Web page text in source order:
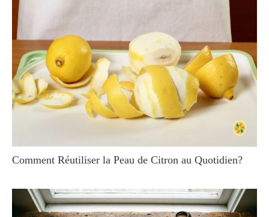
Comment Réutiliser la Peau de Citron au Quotidien?